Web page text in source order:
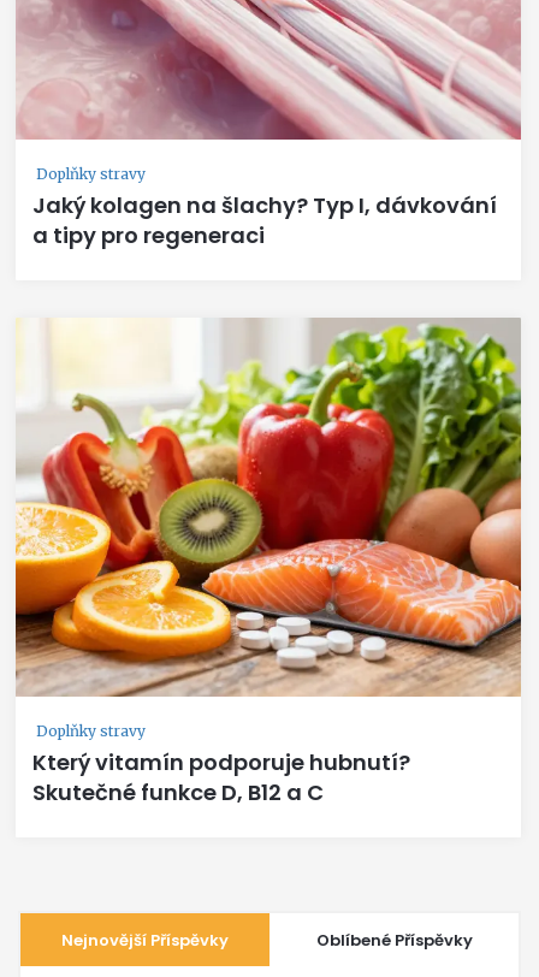
Doplňky stravy
Jaký kolagen na šlachy? Typ I, dávkování
a tipy pro regeneraci
Doplňky stravy
Který vitamín podporuje hubnutí?
Skutečné funkce D, B12 a C
Nejnovější Příspěvky Oblíbené Příspěvky